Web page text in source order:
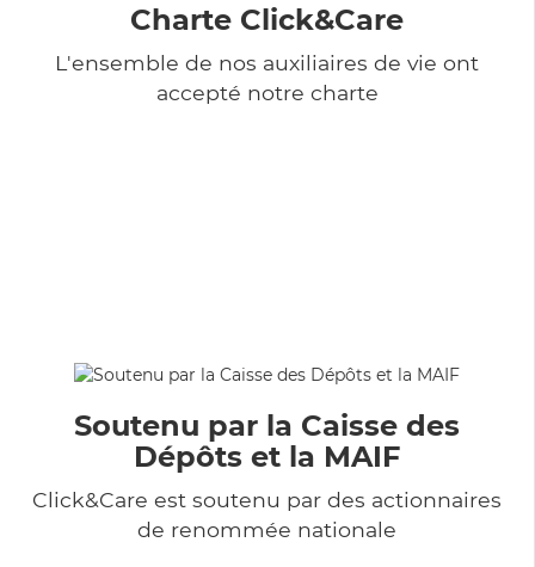
Charte Click&Care
L'ensemble de nos auxiliaires de vie ont
accepté notre charte
Soutenu par la Caisse des
Dépôts et la MAIF
Click&Care est soutenu par des actionnaires
de renommée nationale